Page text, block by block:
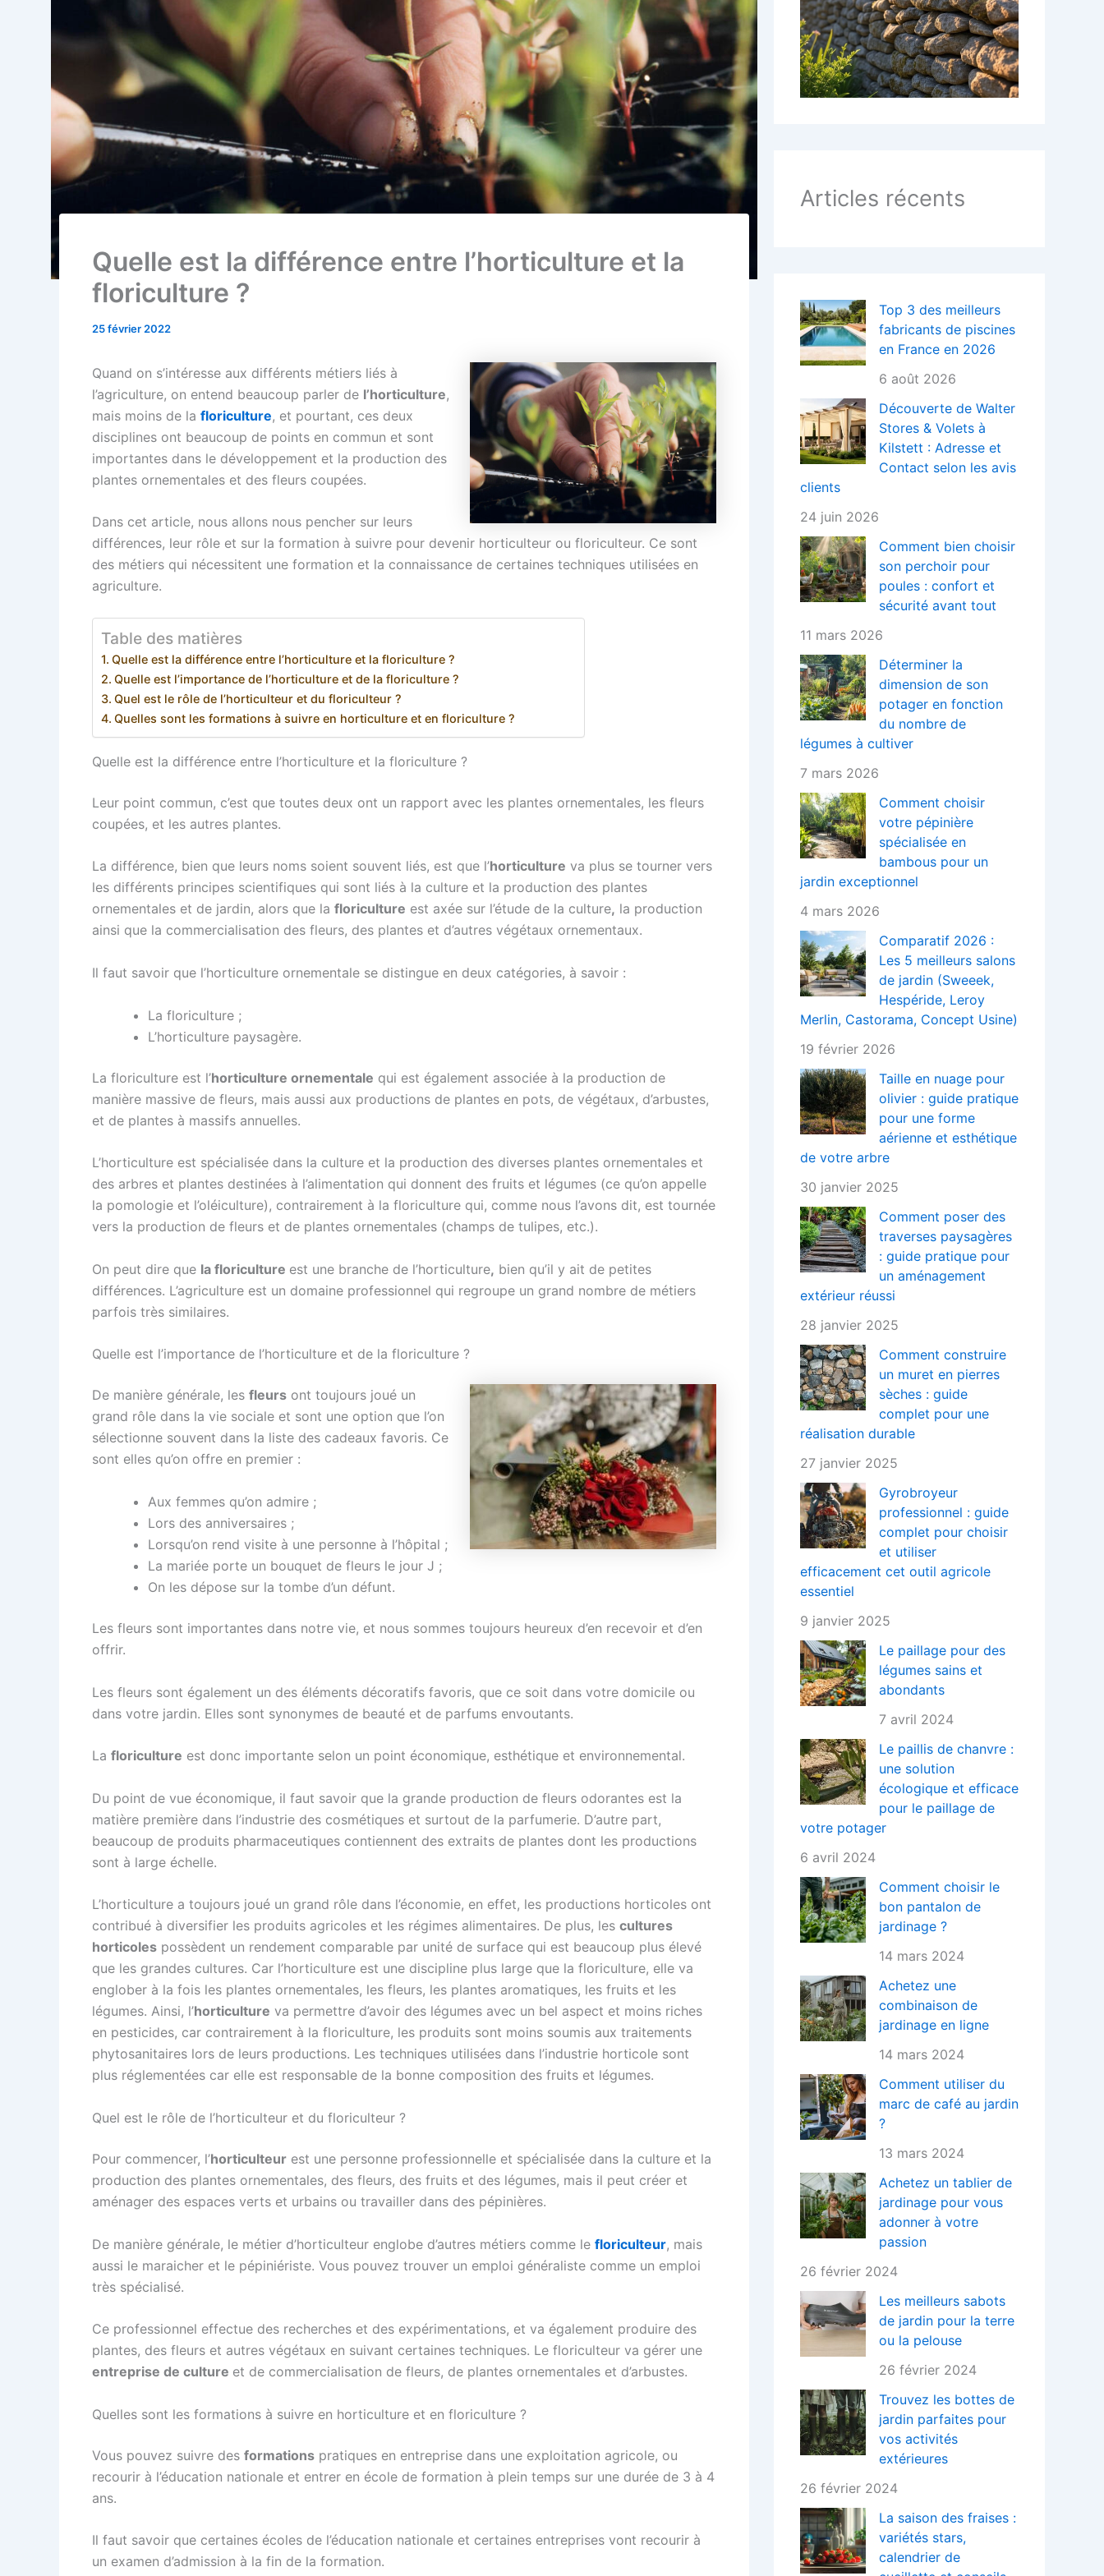
Quelle est la différence entre l’horticulture et la
floriculture ?
25 février 2022
Quand on s’intéresse aux différents métiers liés à
l’agriculture, on entend beaucoup parler de l’horticulture,
mais moins de la floriculture, et pourtant, ces deux
disciplines ont beaucoup de points en commun et sont
importantes dans le développement et la production des
plantes ornementales et des fleurs coupées.
Dans cet article, nous allons nous pencher sur leurs
différences, leur rôle et sur la formation à suivre pour devenir horticulteur ou floriculteur. Ce sont
des métiers qui nécessitent une formation et la connaissance de certaines techniques utilisées en
agriculture.
Table des matières
Quelle est la différence entre l’horticulture et la floriculture ?
Quelle est l’importance de l’horticulture et de la floriculture ?
Quel est le rôle de l’horticulteur et du floriculteur ?
Quelles sont les formations à suivre en horticulture et en floriculture ?
Quelle est la différence entre l’horticulture et la floriculture ?
Leur point commun, c’est que toutes deux ont un rapport avec les plantes ornementales, les fleurs
coupées, et les autres plantes.
La différence, bien que leurs noms soient souvent liés, est que l’horticulture va plus se tourner vers
les différents principes scientifiques qui sont liés à la culture et la production des plantes
ornementales et de jardin, alors que la floriculture est axée sur l’étude de la culture, la production
ainsi que la commercialisation des fleurs, des plantes et d’autres végétaux ornementaux.
Il faut savoir que l’horticulture ornementale se distingue en deux catégories, à savoir :
La floriculture ;
L’horticulture paysagère.
La floriculture est l’horticulture ornementale qui est également associée à la production de
manière massive de fleurs, mais aussi aux productions de plantes en pots, de végétaux, d’arbustes,
et de plantes à massifs annuelles.
L’horticulture est spécialisée dans la culture et la production des diverses plantes ornementales et
des arbres et plantes destinées à l’alimentation qui donnent des fruits et légumes (ce qu’on appelle
la pomologie et l’oléiculture), contrairement à la floriculture qui, comme nous l’avons dit, est tournée
vers la production de fleurs et de plantes ornementales (champs de tulipes, etc.).
On peut dire que la floriculture est une branche de l’horticulture, bien qu’il y ait de petites
différences. L’agriculture est un domaine professionnel qui regroupe un grand nombre de métiers
parfois très similaires.
Quelle est l’importance de l’horticulture et de la floriculture ?
De manière générale, les fleurs ont toujours joué un
grand rôle dans la vie sociale et sont une option que l’on
sélectionne souvent dans la liste des cadeaux favoris. Ce
sont elles qu’on offre en premier :
Aux femmes qu’on admire ;
Lors des anniversaires ;
Lorsqu’on rend visite à une personne à l’hôpital ;
La mariée porte un bouquet de fleurs le jour J ;
On les dépose sur la tombe d’un défunt.
Les fleurs sont importantes dans notre vie, et nous sommes toujours heureux d’en recevoir et d’en
offrir.
Les fleurs sont également un des éléments décoratifs favoris, que ce soit dans votre domicile ou
dans votre jardin. Elles sont synonymes de beauté et de parfums envoutants.
La floriculture est donc importante selon un point économique, esthétique et environnemental.
Du point de vue économique, il faut savoir que la grande production de fleurs odorantes est la
matière première dans l’industrie des cosmétiques et surtout de la parfumerie. D’autre part,
beaucoup de produits pharmaceutiques contiennent des extraits de plantes dont les productions
sont à large échelle.
L’horticulture a toujours joué un grand rôle dans l’économie, en effet, les productions horticoles ont
contribué à diversifier les produits agricoles et les régimes alimentaires. De plus, les cultures
horticoles possèdent un rendement comparable par unité de surface qui est beaucoup plus élevé
que les grandes cultures. Car l’horticulture est une discipline plus large que la floriculture, elle va
englober à la fois les plantes ornementales, les fleurs, les plantes aromatiques, les fruits et les
légumes. Ainsi, l’horticulture va permettre d’avoir des légumes avec un bel aspect et moins riches
en pesticides, car contrairement à la floriculture, les produits sont moins soumis aux traitements
phytosanitaires lors de leurs productions. Les techniques utilisées dans l’industrie horticole sont
plus réglementées car elle est responsable de la bonne composition des fruits et légumes.
Quel est le rôle de l’horticulteur et du floriculteur ?
Pour commencer, l’horticulteur est une personne professionnelle et spécialisée dans la culture et la
production des plantes ornementales, des fleurs, des fruits et des légumes, mais il peut créer et
aménager des espaces verts et urbains ou travailler dans des pépinières.
De manière générale, le métier d’horticulteur englobe d’autres métiers comme le floriculteur, mais
aussi le maraicher et le pépiniériste. Vous pouvez trouver un emploi généraliste comme un emploi
très spécialisé.
Ce professionnel effectue des recherches et des expérimentations, et va également produire des
plantes, des fleurs et autres végétaux en suivant certaines techniques. Le floriculteur va gérer une
entreprise de culture et de commercialisation de fleurs, de plantes ornementales et d’arbustes.
Quelles sont les formations à suivre en horticulture et en floriculture ?
Vous pouvez suivre des formations pratiques en entreprise dans une exploitation agricole, ou
recourir à l’éducation nationale et entrer en école de formation à plein temps sur une durée de 3 à 4
ans.
Il faut savoir que certaines écoles de l’éducation nationale et certaines entreprises vont recourir à
un examen d’admission à la fin de la formation.
:
Articles récents
Top 3 des meilleurs
fabricants de piscines
en France en 2026
6 août 2026
Découverte de Walter
Stores & Volets à
Kilstett : Adresse et
Contact selon les avis
clients
24 juin 2026
Comment bien choisir
son perchoir pour
poules : confort et
sécurité avant tout
11 mars 2026
Déterminer la
dimension de son
potager en fonction
du nombre de
légumes à cultiver
7 mars 2026
Comment choisir
votre pépinière
spécialisée en
bambous pour un
jardin exceptionnel
4 mars 2026
Comparatif 2026 :
Les 5 meilleurs salons
de jardin (Sweeek,
Hespéride, Leroy
Merlin, Castorama, Concept Usine)
19 février 2026
Taille en nuage pour
olivier : guide pratique
pour une forme
aérienne et esthétique
de votre arbre
30 janvier 2025
Comment poser des
traverses paysagères
: guide pratique pour
un aménagement
extérieur réussi
28 janvier 2025
Comment construire
un muret en pierres
sèches : guide
complet pour une
réalisation durable
27 janvier 2025
Gyrobroyeur
professionnel : guide
complet pour choisir
et utiliser
efficacement cet outil agricole
essentiel
9 janvier 2025
Le paillage pour des
légumes sains et
abondants
7 avril 2024
Le paillis de chanvre :
une solution
écologique et efficace
pour le paillage de
votre potager
6 avril 2024
Comment choisir le
bon pantalon de
jardinage ?
14 mars 2024
Achetez une
combinaison de
jardinage en ligne
14 mars 2024
Comment utiliser du
marc de café au jardin
?
13 mars 2024
Achetez un tablier de
jardinage pour vous
adonner à votre
passion
26 février 2024
Les meilleurs sabots
de jardin pour la terre
ou la pelouse
26 février 2024
Trouvez les bottes de
jardin parfaites pour
vos activités
extérieures
26 février 2024
La saison des fraises :
variétés stars,
calendrier de